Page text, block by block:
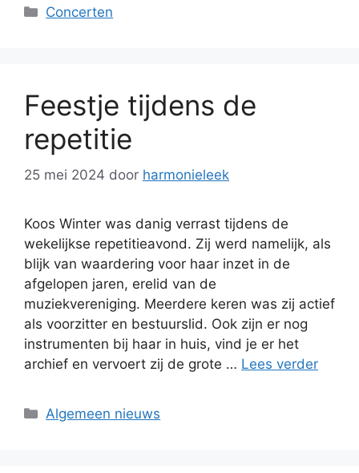
Categorieën
Concerten
Feestje tijdens de
repetitie
25 mei 2024 door harmonieleek
Koos Winter was danig verrast tijdens de
wekelijkse repetitieavond. Zij werd namelijk, als
blijk van waardering voor haar inzet in de
afgelopen jaren, erelid van de
muziekvereniging. Meerdere keren was zij actief
als voorzitter en bestuurslid. Ook zijn er nog
instrumenten bij haar in huis, vind je er het
archief en vervoert zij de grote … Lees verder
Categorieën
Algemeen nieuws